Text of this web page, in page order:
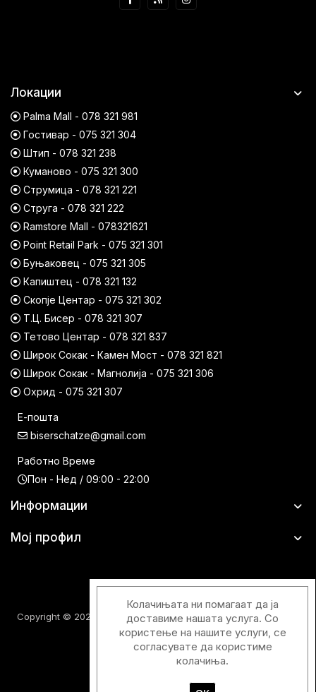
Локации
Palma Mall - 078 321 981
Гостивар - 075 321 304
Штип - 078 321 238
Куманово - 075 321 300
Струмица - 078 321 221
Струга - 078 321 222
Ramstore Mall - 078321621
Point Retail Park - 075 321 301
Буњаковец - 075 321 305
Капиштец - 078 321 132
Скопје Центар - 075 321 302
Т.Ц. Бисер - 078 321 307
Тетово Центар - 078 321 837
Широк Сокак - Камен Мост - 078 321 821
Широк Сокак - Магнолија - 075 321 306
Охрид - 075 321 307
Е-пошта
biserschatze@gmail.com
Работно Време
Пон - Нед / 09:00 - 22:00
Информации
Мој профил
Copyright © 2026 Шатци Парфимерии. Сите права задржани.
Колачињата ни помагаат да ја
доставиме нашата услуга. Со
користење на нашите услуги, се
согласувате да користиме
колачиња.